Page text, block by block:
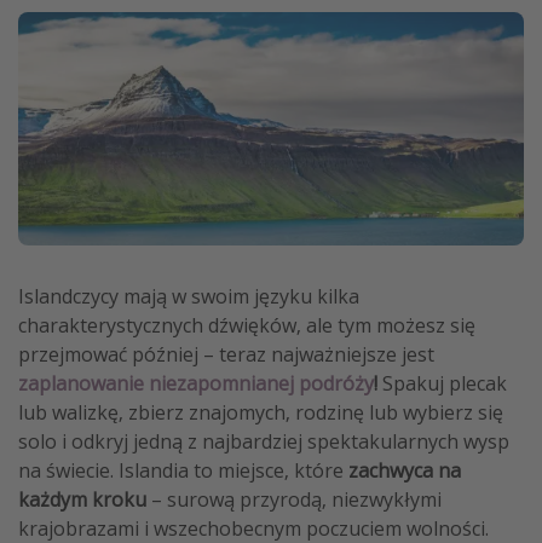
Weekend dla dwojga
Hotele SPA i wellness
Sylwester za granicą
Wyjazd na narty
Wyjazdy na Majówkę
Więcej tematów
Newsy, ciekawostki, porady podróżnicze
Najlepsze aplikacje podróżnicze
Kalendarz podróży
Islandczycy mają w swoim języku kilka
charakterystycznych dźwięków, ale tym możesz się
przejmować później – teraz najważniejsze jest
zaplanowanie niezapomnianej podróży! Spakuj plecak
lub walizkę, zbierz znajomych, rodzinę lub wybierz się
solo i odkryj jedną z najbardziej spektakularnych wysp
na świecie. Islandia to miejsce, które zachwyca na
każdym kroku – surową przyrodą, niezwykłymi
krajobrazami i wszechobecnym poczuciem wolności.